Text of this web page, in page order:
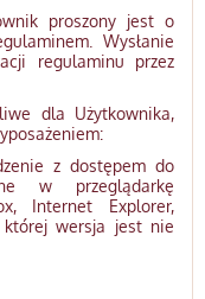
proszony jest o
Wysłanie
regulaminu przez
dla Użytkownika,
z dostępem do
w przeglądarkę
Internet Explorer,
której wersja jest nie